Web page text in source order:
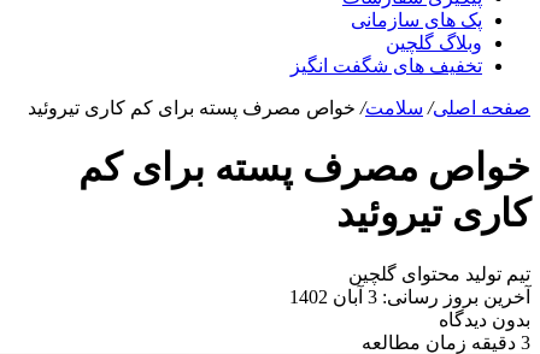
پک های سازمانی
وبلاگ گلچین
تخفیف های شگفت انگیز
صفحه اصلی/ سلامت/ خواص مصرف پسته برای کم کاری تیروئید
خواص مصرف پسته برای کم
کاری تیروئید
تیم تولید محتوای گلچین
آخرین بروز رسانی: 3 آبان 1402
بدون دیدگاه
3 دقیقه زمان مطالعه